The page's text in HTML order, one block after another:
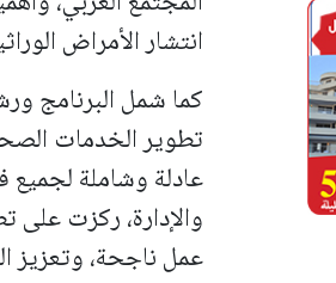
انتشار الأمراض
كما شمل البرنامج
تطوير الخدمات
عادلة وشاملة لجميع
والإدارة، ركزت على
عمل ناجحة، وتعزيز